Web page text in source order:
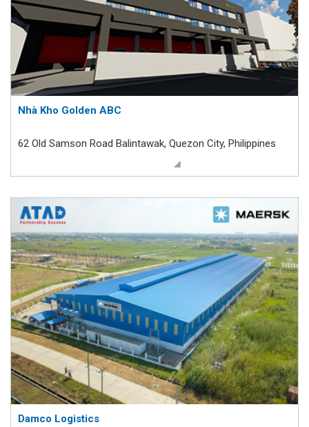
Nhà Kho Golden ABC
62 Old Samson Road Balintawak, Quezon City, Philippines
Damco Logistics